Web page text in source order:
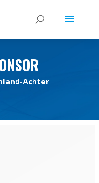
Achter